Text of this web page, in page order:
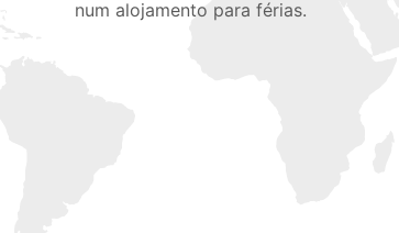
num alojamento para férias.